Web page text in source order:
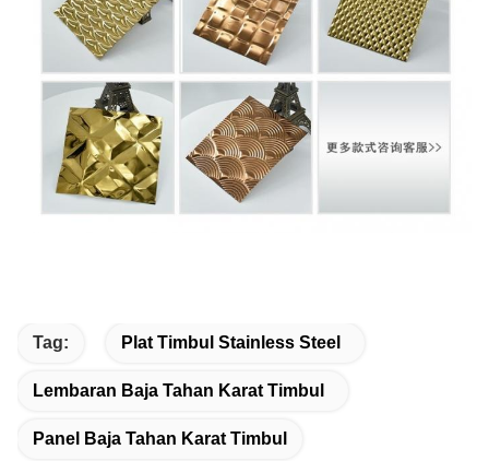
Tag: Plat Timbul Stainless Steel
Lembaran Baja Tahan Karat Timbul
Panel Baja Tahan Karat Timbul